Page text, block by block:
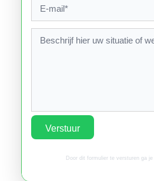
Verstuur
Door dit formulier te versturen ga